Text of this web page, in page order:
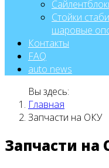
Стойки
шаровые
Контакты
FAQ
auto news
Вы здесь:
Главная
Запчасти на ОКУ
Запчасти на